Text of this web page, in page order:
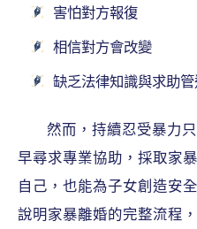
害怕對方報復
相信對方會改變
缺乏法律知識與求助
然而，持續忍受暴力
早尋求專業協助，採取家
自己，也能為子女創造安
說明家暴離婚的完整流程